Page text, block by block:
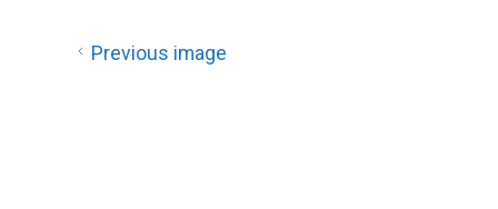
Previous image